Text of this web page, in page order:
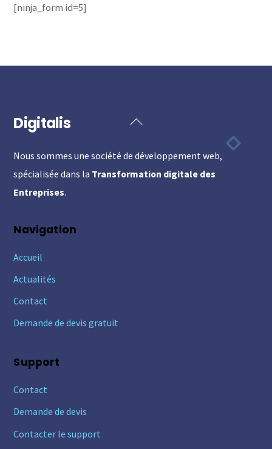
[ninja_form id=5]
Back
Top
Digitalis
Nous sommes une société de développement web,
spécialisée dans la Transformation digitale des
Entreprises.
Navigation
Accueil
Actualités
Contact
Demande de devis gratuit
Support
Contact
Demande de devis
Contacter le support